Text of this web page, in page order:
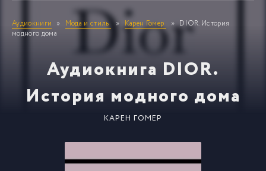
Аудиокниги Мода и стиль Карен Гомер
DIOR. История
модного дома
Аудиокнига DIOR.
История модного дома
КАРЕН ГОМЕР